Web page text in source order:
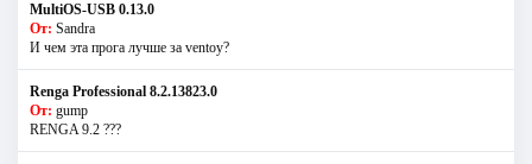
MultiOS-USB 0.13.0
От: Sandra
И чем эта прога лучше за ventoy?
Renga Professional 8.2.13823.0
От: gump
RENGA 9.2 ???